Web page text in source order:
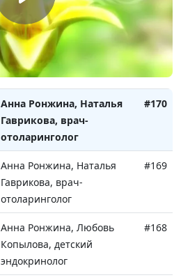
отоларинголог
Анна Ронжина, Наталья
Гаврикова, врач-
отоларинголог
#171
Анна Ронжина, Наталья
Гаврикова, врач-
отоларинголог
#170
Анна Ронжина, Наталья
Гаврикова, врач-
отоларинголог
#169
Анна Ронжина, Любовь
Копылова, детский
эндокринолог
#168